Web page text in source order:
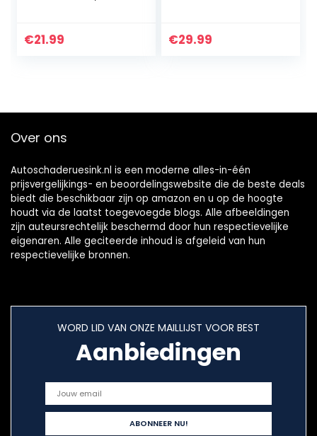
RJ11,
€21.99
Station 20 Sleutel
€29.99
Over ons
Autoschaderuesink.nl is een moderne alles-in-één
prijsvergelijkings- en beoordelingswebsite die de beste deals
biedt die beschikbaar zijn op amazon en u op de hoogte
houdt via de laatst toegevoegde blogs. Alle afbeeldingen
zijn auteursrechtelijk beschermd door hun respectievelijke
eigenaren. Alle geciteerde inhoud is afgeleid van hun
respectievelijke bronnen.
WORD LID VAN ONZE MAILLIJST VOOR BEST
Aanbiedingen